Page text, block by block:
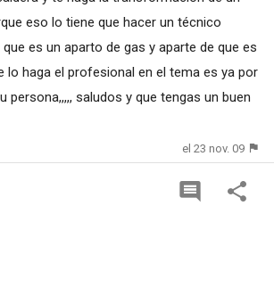
eso lo tiene que hacer un técnico
es un aparto de gas y aparte de que es
lo haga el profesional en el tema es ya por
persona,,,,, saludos y que tengas un buen
el 23 nov. 09